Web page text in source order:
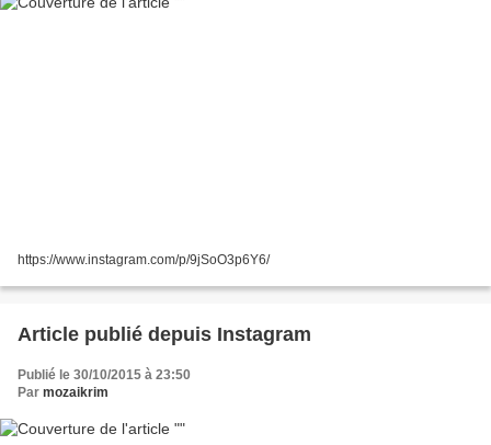
https://www.instagram.com/p/9jSoO3p6Y6/
Article publié depuis Instagram
Publié le 30/10/2015 à 23:50
Par mozaikrim